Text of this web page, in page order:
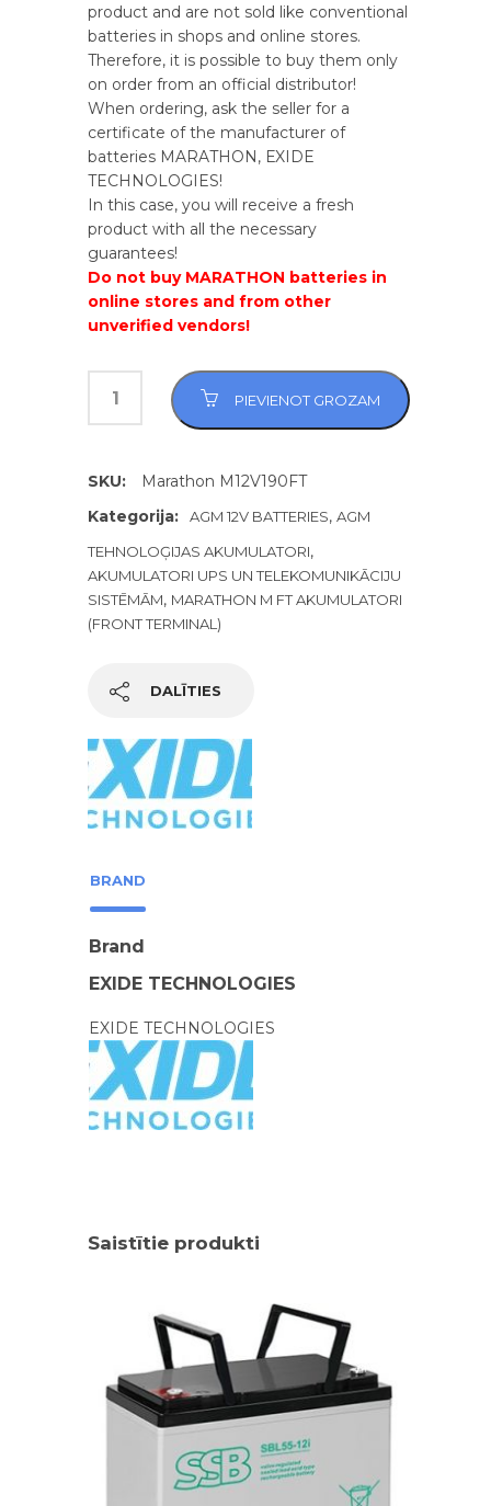
product and are not sold like conventional
batteries in shops and online stores.
Therefore, it is possible to buy them only
on order from an official distributor!
When ordering, ask the seller for a
certificate of the manufacturer of
batteries MARATHON, ЕXIDE
TECHNOLOGIES!
In this case, you will receive a fresh
product with all the necessary
guarantees!
Do not buy MARATHON batteries in
online stores and from other
unverified vendors!
PIEVIENOT GROZAM
SKU:
Marathon M12V190FT
Kategorija:
AGM 12V BATTERIES, AGM
TEHNOLOĢIJAS AKUMULATORI,
AKUMULATORI UPS UN TELEKOMUNIKĀCIJU
SISTĒMĀM, MARATHON M FT AKUMULATORI
(FRONT TERMINAL)
DALĪTIES
BRAND
Brand
EXIDE TECHNOLOGIES
EXIDE TECHNOLOGIES
Saistītie produkti